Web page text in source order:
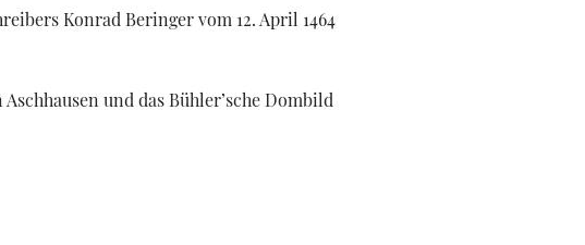
Konrad Beringer vom 12. April 1464
und das Bühler’sche Dombild